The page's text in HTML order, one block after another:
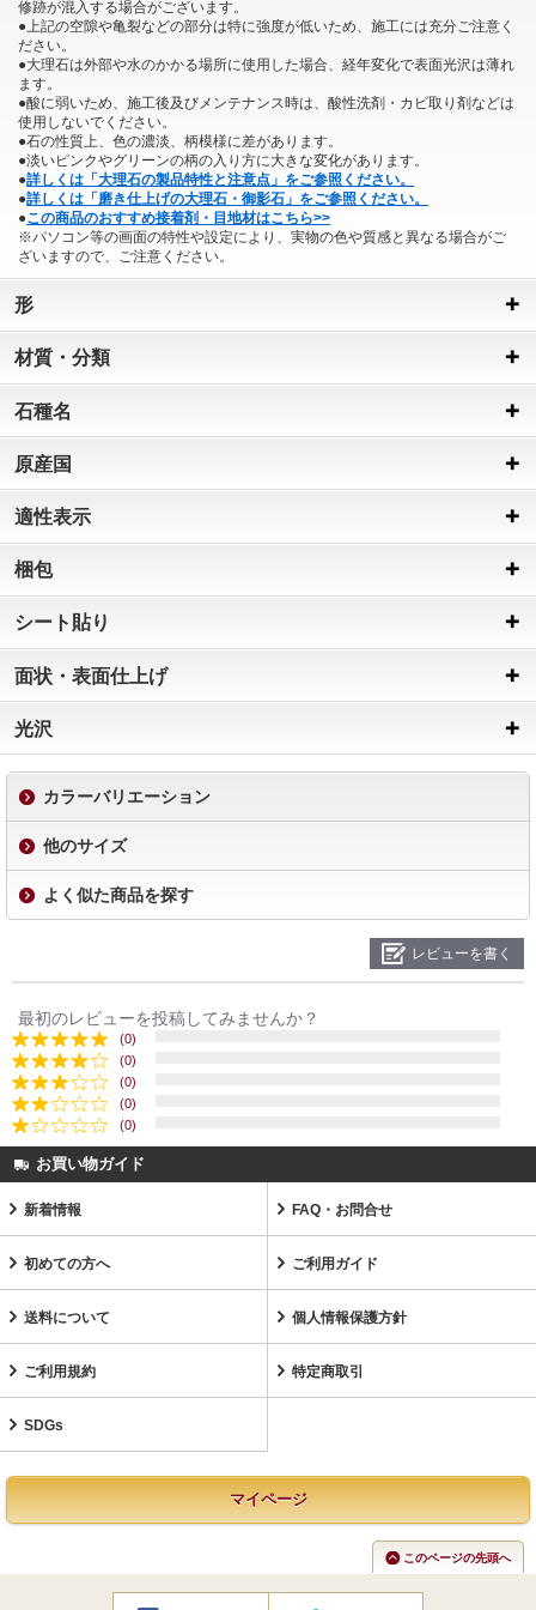
修跡が混入する場合がございます。
●上記の空隙や亀裂などの部分は特に強度が低いため、施工には充分ご注意く
ださい。
●大理石は外部や水のかかる場所に使用した場合、経年変化で表面光沢は薄れ
ます。
●酸に弱いため、施工後及びメンテナンス時は、酸性洗剤・カビ取り剤などは
使用しないでください。
●石の性質上、色の濃淡、柄模様に差があります。
●淡いピンクやグリーンの柄の入り方に大きな変化があります。
●詳しくは「大理石の製品特性と注意点」をご参照ください。
●詳しくは「磨き仕上げの大理石・御影石」をご参照ください。
●この商品のおすすめ接着剤・目地材はこちら>>
※パソコン等の画面の特性や設定により、実物の色や質感と異なる場合がご
ざいますので、ご注意ください。
形
材質・分類
石種名
原産国
適性表示
梱包
シート貼り
面状・表面仕上げ
光沢
カラーバリエーション
他のサイズ
よく似た商品を探す
レビューを書く
最初のレビューを投稿してみませんか？
(0)
(0)
(0)
(0)
(0)
お買い物ガイド
新着情報 FAQ・お問合せ
初めての方へ ご利用ガイド
送料について 個人情報保護方針
ご利用規約 特定商取引
SDGs
マイページ
このページの先頭へ